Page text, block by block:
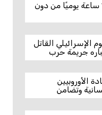
“لمدة خمسة أشهر، عملتُ 14 ساعة يوميًا من دون
الإسرائيلي القاتل
جريمة حرب
الأوروبيين
وتضامن